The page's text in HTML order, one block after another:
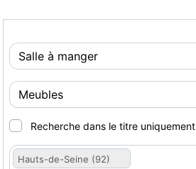
Recherche dans le titre uniquement
Hauts-de-Seine (92)